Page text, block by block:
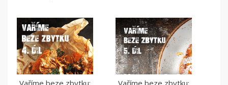
Vaříme beze zbytku:
Vaříme beze zbytku: